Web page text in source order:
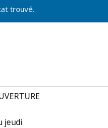
trouvé.
jeudi